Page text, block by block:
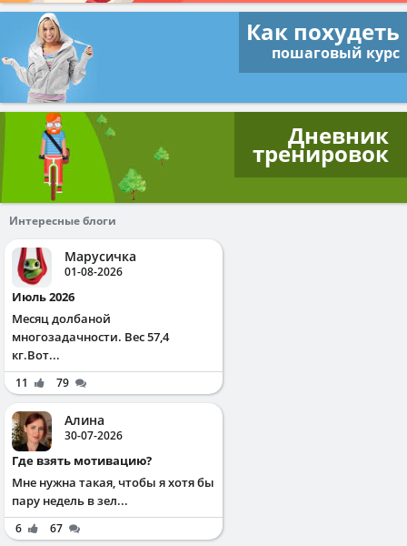
Как похудеть
пошаговый курс
Дневник
тренировок
Интересные блоги
Марусичка
01-08-2026
Июль 2026
Месяц долбаной
многозадачности. Вес 57,4
кг.Вот...
11 79
Алина
30-07-2026
Где взять мотивацию?
Мне нужна такая, чтобы я хотя бы
пару недель в зел...
6 67